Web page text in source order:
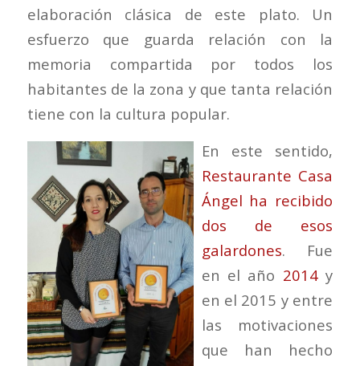
elaboración clásica de este plato. Un
esfuerzo que guarda relación con la
memoria compartida por todos los
habitantes de la zona y que tanta relación
tiene con la cultura popular.
En este sentido,
Restaurante Casa
Ángel ha recibido
dos de esos
galardones. Fue
en el año 2014y
en el 2015 y entre
las motivaciones
que han hecho